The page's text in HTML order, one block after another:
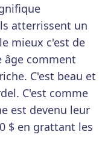
atterrissent un
mieux c'est de
âge comment
C'est beau et
C'est comme
est devenu leur
$ en grattant les